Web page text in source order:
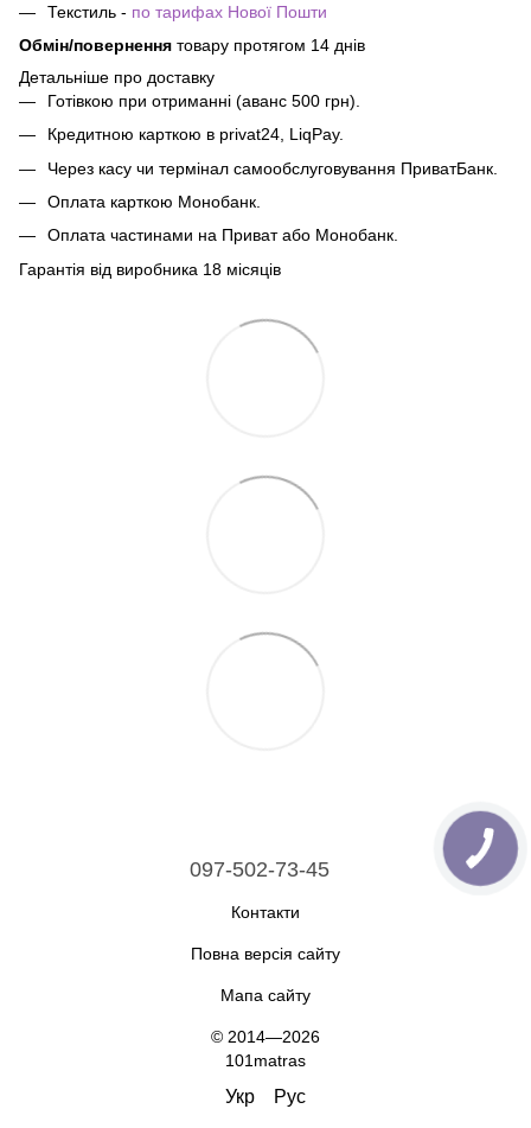
Текстиль - по тарифах Нової Пошти
Обмін/повернення товару протягом 14 днів
Детальніше про доставку
Готівкою при отриманні (аванс 500 грн).
Кредитною карткою в privat24, LiqPay.
Через касу чи термінал самообслуговування ПриватБанк.
Оплата карткою Монобанк.
Оплата частинами на Приват або Монобанк.
Гарантія від виробника 18 місяців
097-502-73-45
Контакти
Повна версія сайту
Мапа сайту
© 2014—2026
101matras
Укр Рус